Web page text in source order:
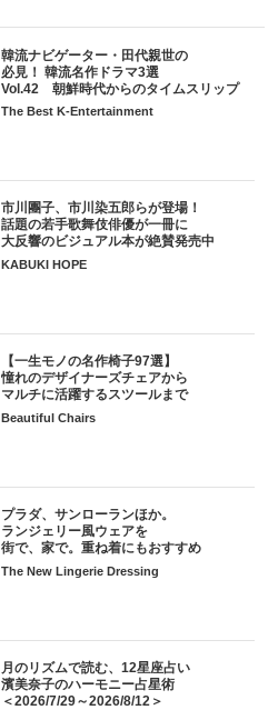
韓流ナビゲーター・田代親世の
必見！ 韓流名作ドラマ3選
Vol.42 朝鮮時代からのタイムスリップ
The Best K-Entertainment
市川團子、市川染五郎らが登場！
話題の若手歌舞伎俳優が一冊に
大反響のビジュアル本が絶賛発売中
KABUKI HOPE
【一生モノの名作椅子97選】
憧れのデザイナーズチェアから
マルチに活躍するスツールまで
Beautiful Chairs
プラダ、サンローランほか。
ランジェリー風ウェアを
街で、家で。重ね着にもおすすめ
The New Lingerie Dressing
月のリズムで読む、12星座占い
濱美奈子のハーモニー占星術
＜2026/7/29～2026/8/12＞